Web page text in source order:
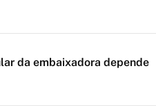
da embaixadora depende